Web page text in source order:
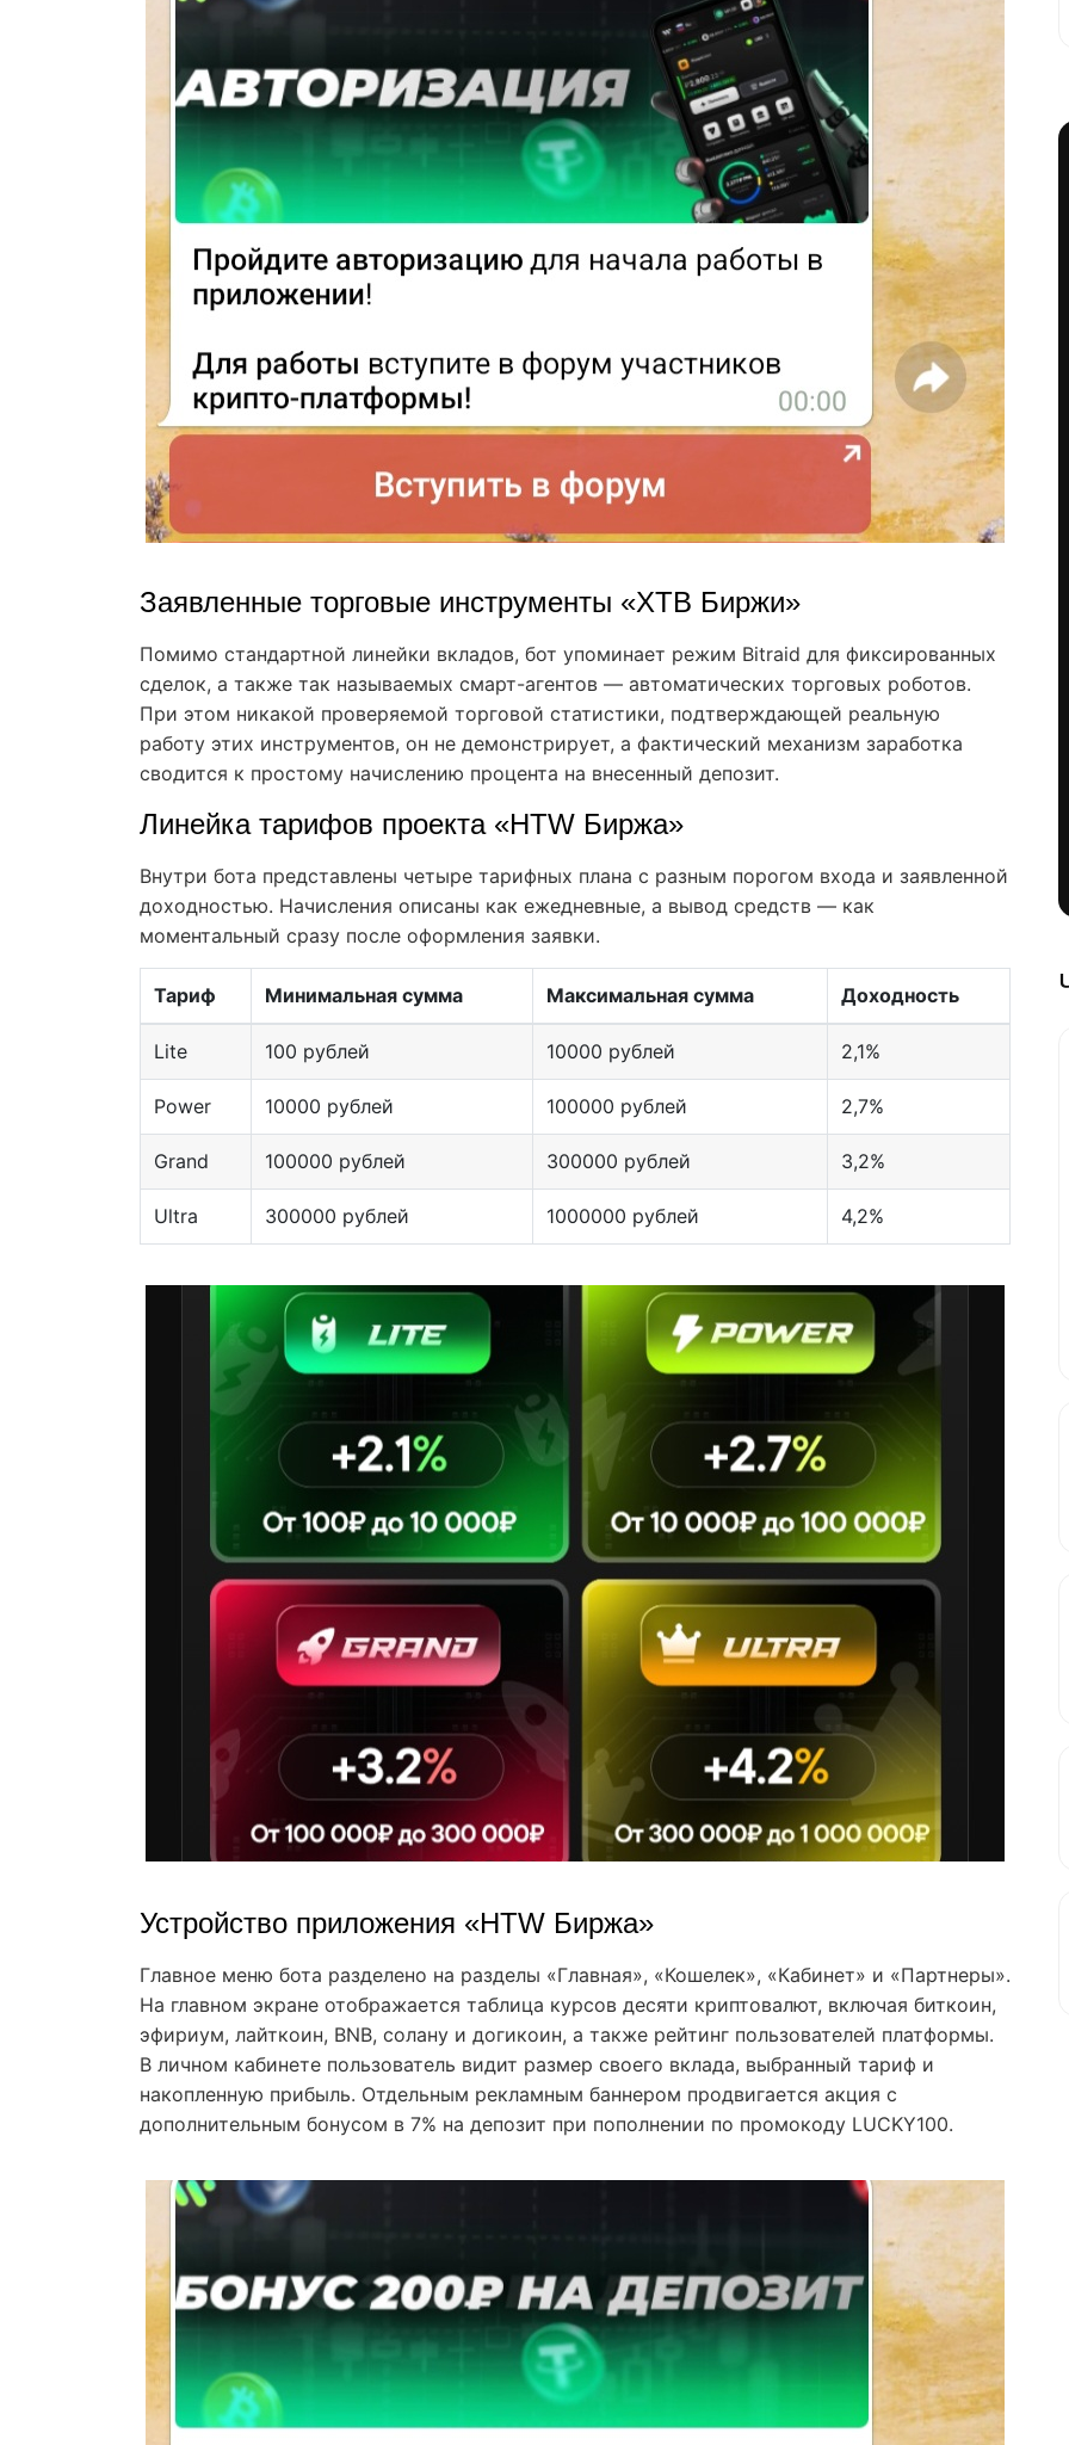
Заявленные торговые инструменты «ХТВ Биржи»
Помимо стандартной линейки вкладов, бот упоминает режим Bitraid для фиксированных
сделок, а также так называемых смарт-агентов — автоматических торговых роботов.
При этом никакой проверяемой торговой статистики, подтверждающей реальную
работу этих инструментов, он не демонстрирует, а фактический механизм заработка
сводится к простому начислению процента на внесенный депозит.
Линейка тарифов проекта «HTW Биржа»
Внутри бота представлены четыре тарифных плана с разным порогом входа и заявленной
доходностью. Начисления описаны как ежедневные, а вывод средств — как
моментальный сразу после оформления заявки.
Тариф Минимальная сумма Максимальная сумма Доходность
Lite 100 рублей 10000 рублей 2,1%
Power 10000 рублей 100000 рублей 2,7%
Grand 100000 рублей 300000 рублей 3,2%
Ultra 300000 рублей 1000000 рублей 4,2%
Устройство приложения «HTW Биржа»
Главное меню бота разделено на разделы «Главная», «Кошелек», «Кабинет» и «Партнеры».
На главном экране отображается таблица курсов десяти криптовалют, включая биткоин,
эфириум, лайткоин, BNB, солану и догикоин, а также рейтинг пользователей платформы.
В личном кабинете пользователь видит размер своего вклада, выбранный тариф и
накопленную прибыль. Отдельным рекламным баннером продвигается акция с
дополнительным бонусом в 7% на депозит при пополнении по промокоду LUCKY100.